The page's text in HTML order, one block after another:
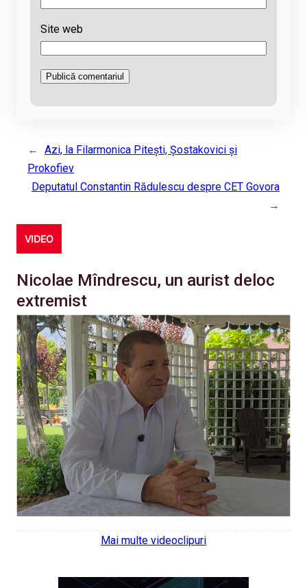
Site web
←
Azi, la Filarmonica Pitești, Şostakovici şi
Prokofiev
Deputatul Constantin Rădulescu despre CET Govora
→
VIDEO
Nicolae Mîndrescu, un aurist deloc
extremist
Mai multe videoclipuri